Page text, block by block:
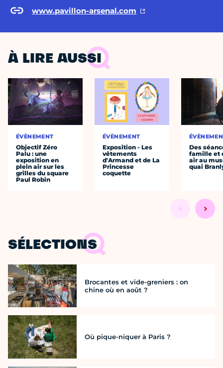
www.pavillon-arsenal.com
À LIRE AUSSI
ÉVÈNEMENT
Objectif Zéro
Palu : une
exposition en
plein air sur les
grilles du square
Paul Robin
ÉVÈNEMENT
Exposition - Les
vêtements
d'Armand et de La
Princesse
coquette
Des
famille et
air au
quai
SÉLECTIONS
Brocantes et vide-greniers : on
chine où en août ?
Où pique-niquer à Paris ?